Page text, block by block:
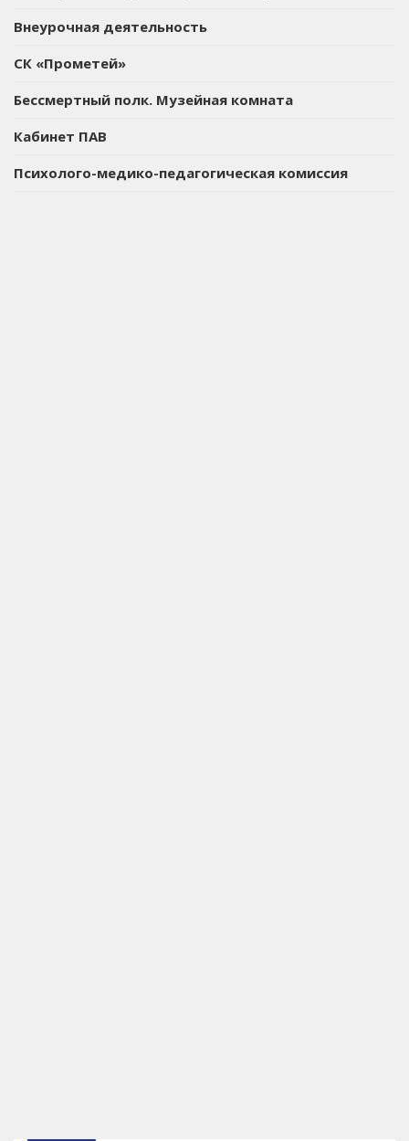
Внеурочная деятельность
СК «Прометей»
Бессмертный полк. Музейная комната
Кабинет ПАВ
Психолого-медико-педагогическая комиссия